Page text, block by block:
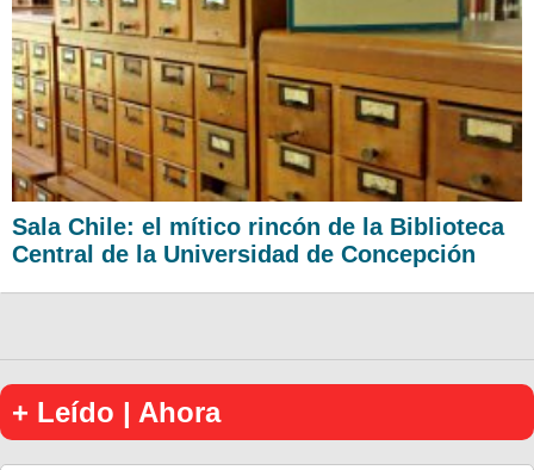
Sala Chile: el mítico rincón de la Biblioteca
Central de la Universidad de Concepción
+ Leído | Ahora